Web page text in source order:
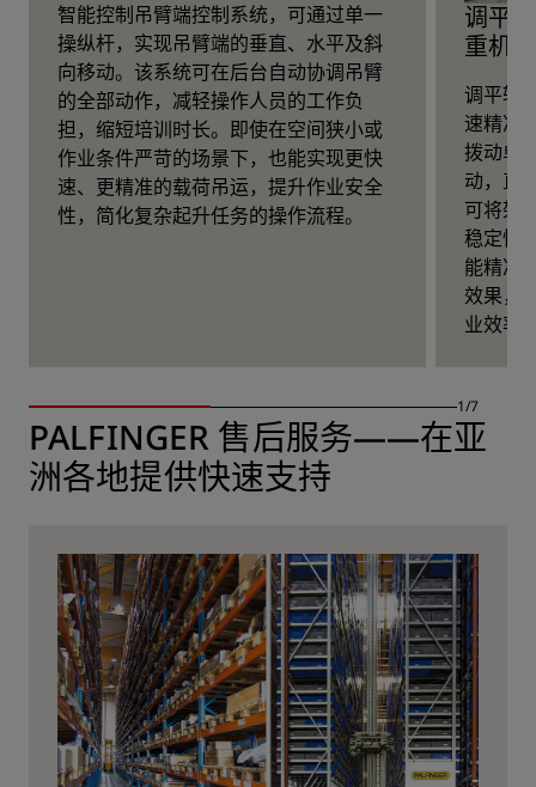
智能控制吊臂端控制系统，可通过单一
操纵杆，实现吊臂端的垂直、水平及斜
向移动。该系统可在后台自动协调吊臂
的全部动作，减轻操作人员的工作负
担，缩短培训时长。即使在空间狭小或
作业条件严苛的场景下，也能实现更快
速、更精准的载荷吊运，提升作业安全
性，简化复杂起升任务的操作流程。
调平
重机
调平辅
速精准
拨动单
动，直
可将架
稳定性
能精准
效果，
业效率
1/7
PALFINGER 售后服务——在亚
洲各地提供快速支持